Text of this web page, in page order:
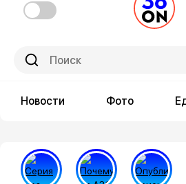
Новости Фото